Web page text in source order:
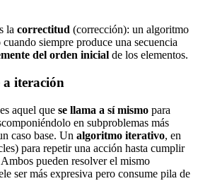
la correctitud (corrección): un algoritmo
siempre produce una secuencia
del orden inicial de los elementos.
iteración
es aquel que se llama a sí mismo para
en subproblemas más
caso base. Un algoritmo iterativo, en
para repetir una acción hasta cumplir
pueden resolver el mismo
ser más expresiva pero consume pila de